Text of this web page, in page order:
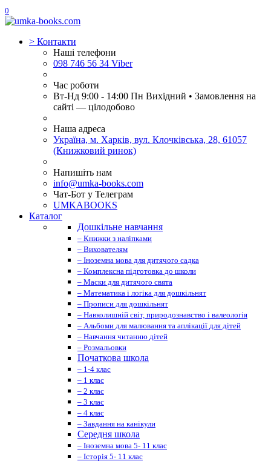
0
> Контакти
Наші телефони
098 746 56 34 Viber
Час роботи
Вт-Нд 9:00 - 14:00 Пн Вихідний • Замовлення на
сайті — цілодобово
Наша адреса
Україна, м. Харків, вул. Клочківська, 28, 61057
(Книжковий ринок)
Напишіть нам
info@umka-books.com
Чат-Бот у Телеграм
UMKABOOKS
Каталог
Дошкільне навчання
– Книжки з наліпками
– Вихователям
– Іноземна мова для дитячого садка
– Комплексна підготовка до школи
– Маски для дитячого свята
– Математика і логіка для дошкільнят
– Прописи для дошкільнят
– Навколишній світ, природознавство і валеологія
– Альбоми для малювання та аплікації для дітей
– Навчання читанню дітей
– Розмальовки
Початкова школа
– 1-4 клас
– 1 клас
– 2 клас
– 3 клас
– 4 клас
– Завдання на канікули
Середня школа
– Іноземна мова 5- 11 клас
– Історія 5- 11 клас